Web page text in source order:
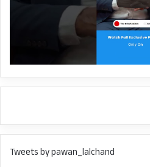
राष्ट्रीय राजधानी दिल्ली
और यौन उत्पीड़न की घटनाओं
भी डिजिटल रेप करने पर
गया है।
Tweets by pawan_lalchand